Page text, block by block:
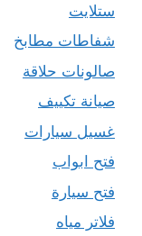
ستلايت
شفاطات مطابخ
صالونات حلاقة
صيانة تكييف
غسيل سيارات
فتح ابواب
فتح سيارة
فلاتر مياه